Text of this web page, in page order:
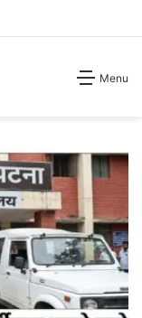
Menu
Search for